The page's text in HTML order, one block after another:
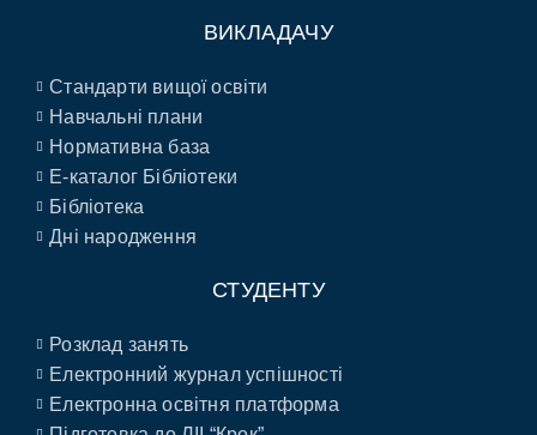
ВИКЛАДАЧУ
Стандарти вищої освіти
Навчальні плани
Нормативна база
E-каталог Бібліотеки
Бібліотека
Дні народження
СТУДЕНТУ
Розклад занять
Електронний журнал успішності
Електронна освітня платформа